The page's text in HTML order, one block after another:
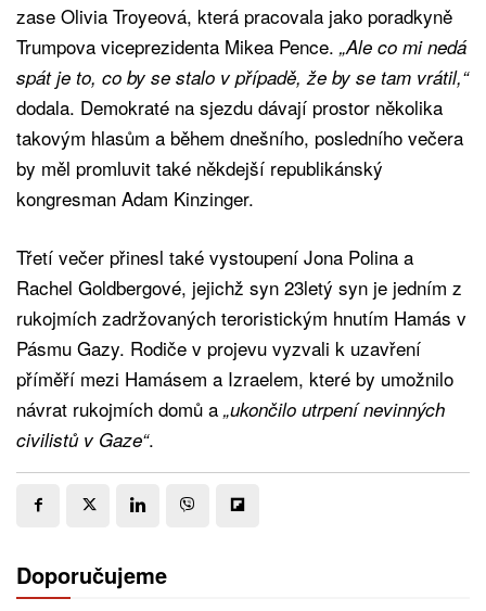
zase Olivia Troyeová, která pracovala jako poradkyně
Trumpova viceprezidenta Mikea Pence. „Ale co mi nedá
spát je to, co by se stalo v případě, že by se tam vrátil,“
dodala. Demokraté na sjezdu dávají prostor několika
takovým hlasům a během dnešního, posledního večera
by měl promluvit také někdejší republikánský
kongresman Adam Kinzinger.
Třetí večer přinesl také vystoupení Jona Polina a
Rachel Goldbergové, jejichž syn 23letý syn je jedním z
rukojmích zadržovaných teroristickým hnutím Hamás v
Pásmu Gazy. Rodiče v projevu vyzvali k uzavření
příměří mezi Hamásem a Izraelem, které by umožnilo
návrat rukojmích domů a „ukončilo utrpení nevinných
civilistů v Gaze“.
Doporučujeme